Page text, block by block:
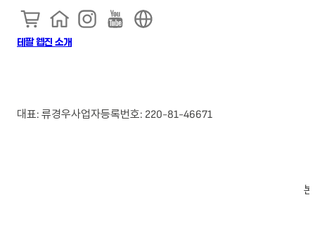
테팔 웹진 소개
대표: 류경우사업자등록번호: 220-81-46671